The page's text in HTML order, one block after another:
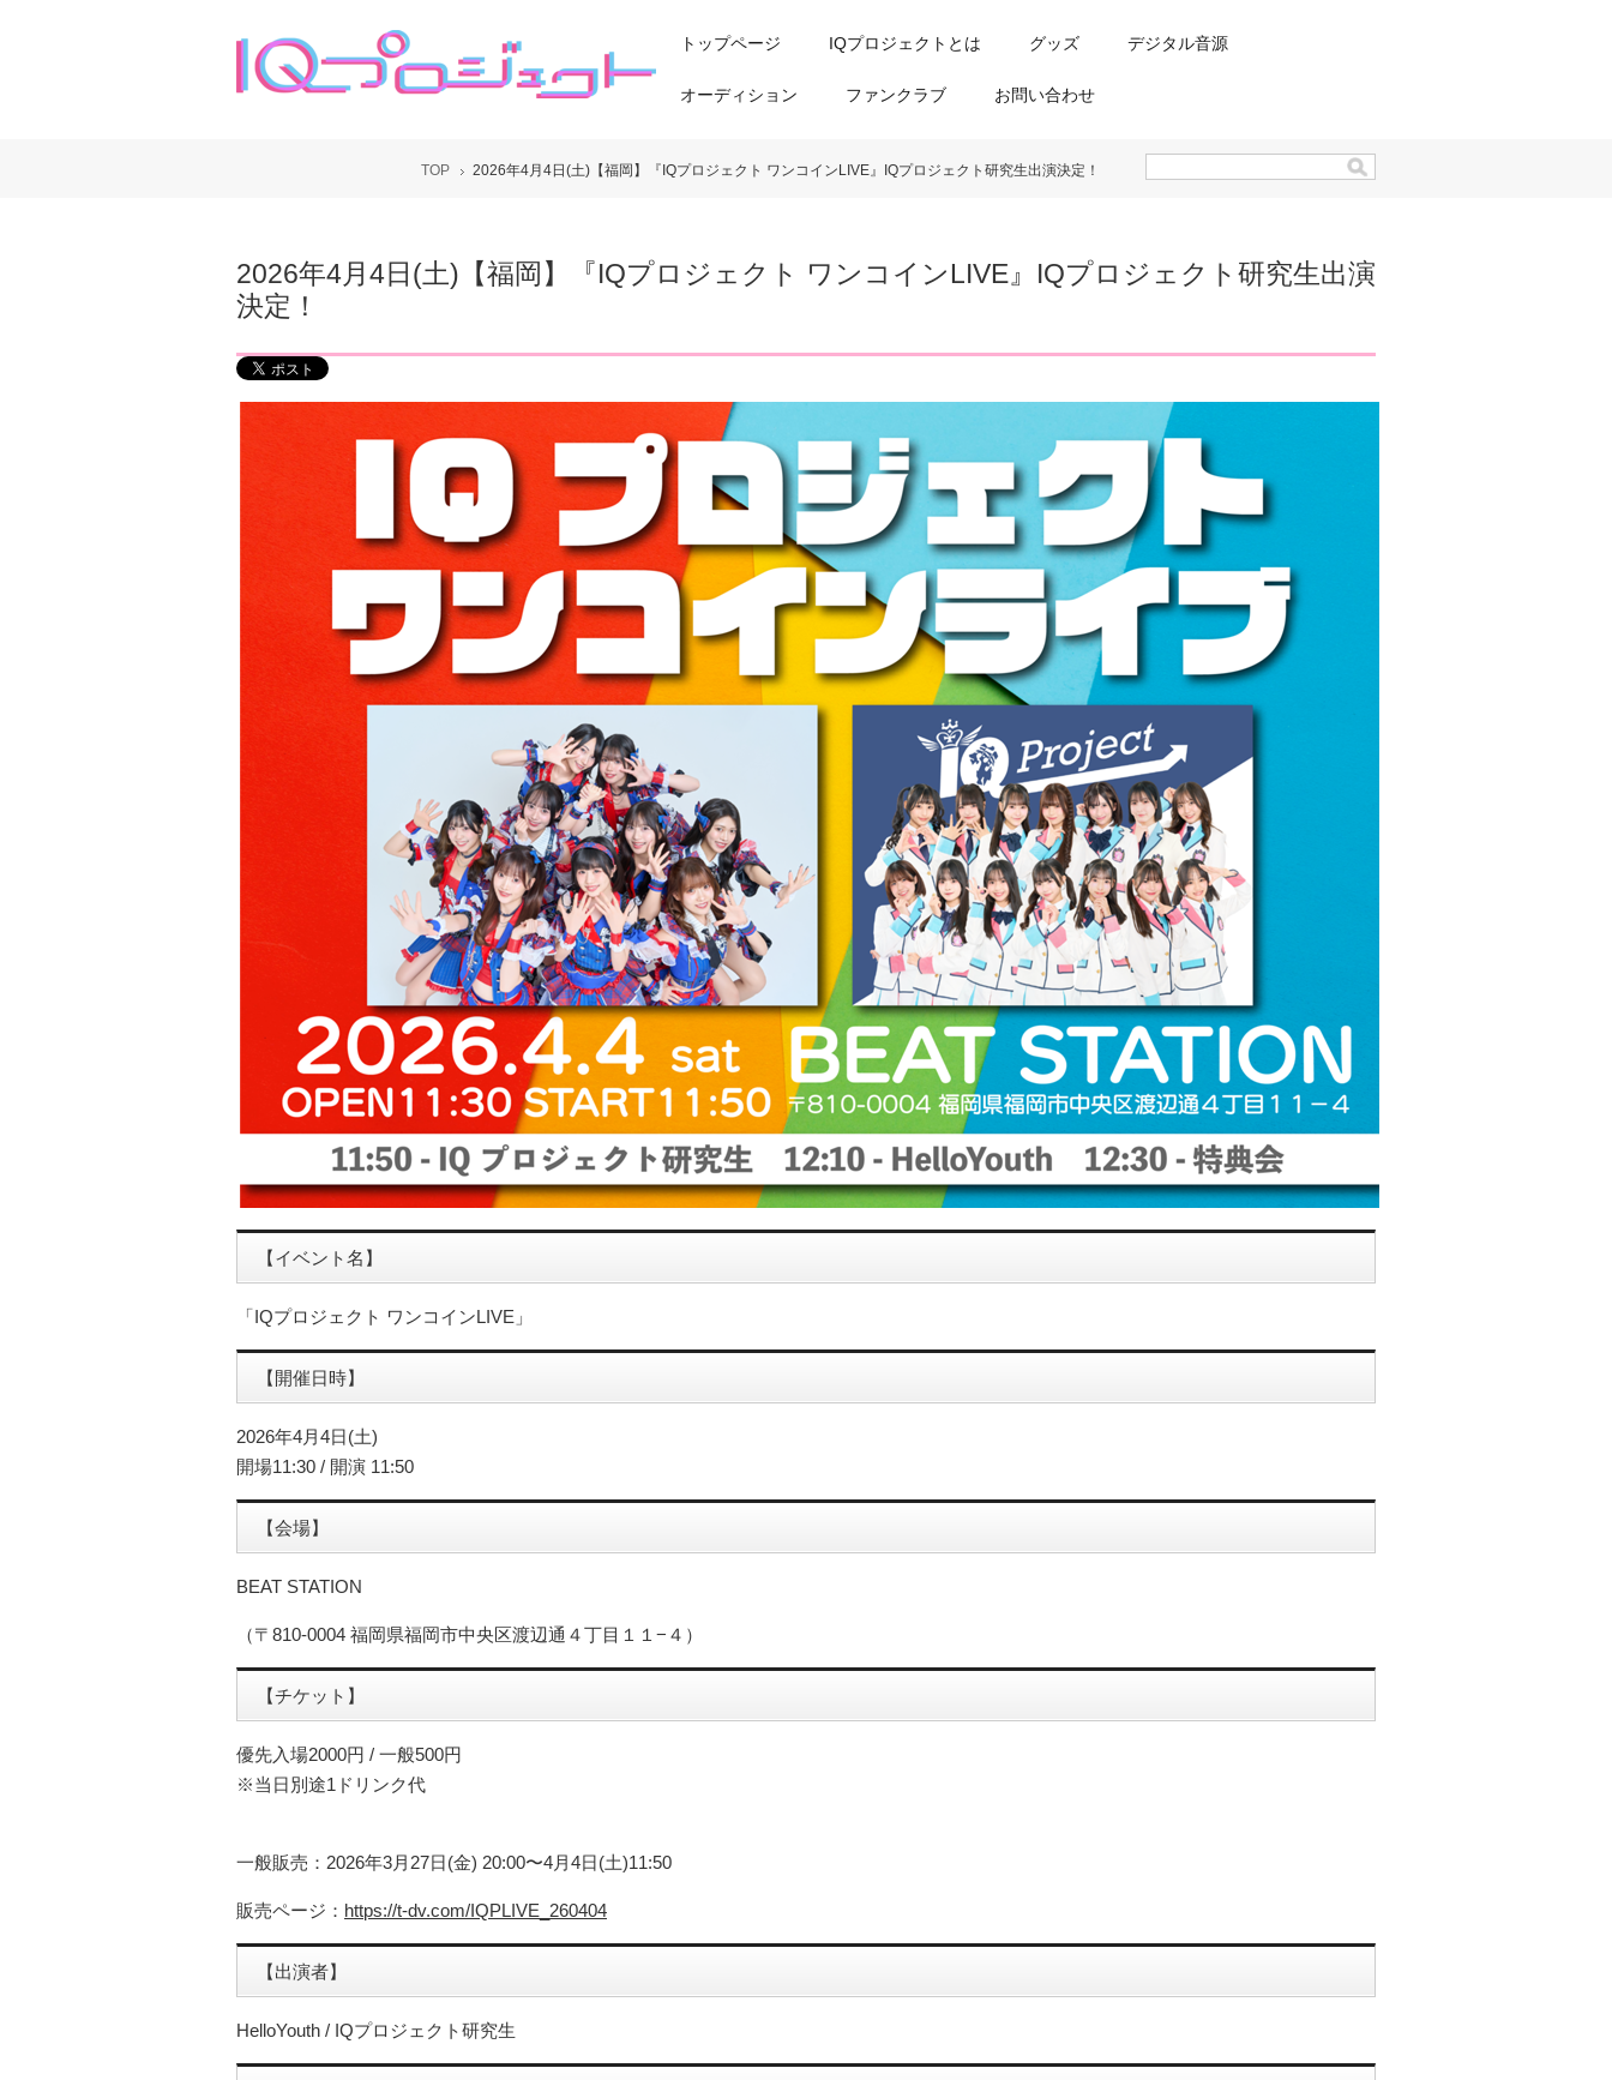
トップページ IQプロジェクトとは グッズ デジタル音源
オーディション ファンクラブ お問い合わせ
TOP 2026年4月4日(土)【福岡】『IQプロジェクト ワンコインLIVE』IQプロジェクト研究生出演決定！
2026年4月4日(土)【福岡】『IQプロジェクト ワンコインLIVE』IQプロジェクト研究生出演
決定！
【イベント名】
「IQプロジェクト ワンコインLIVE」
【開催日時】
2026年4月4日(土)
開場11:30 / 開演 11:50
【会場】
BEAT STATION
（〒810-0004 福岡県福岡市中央区渡辺通４丁目１１−４）
【チケット】
優先入場2000円 / 一般500円
※当日別途1ドリンク代
一般販売：2026年3月27日(金) 20:00〜4月4日(土)11:50
販売ページ： https://t-dv.com/IQPLIVE_260404
【出演者】
HelloYouth / IQプロジェクト研究生